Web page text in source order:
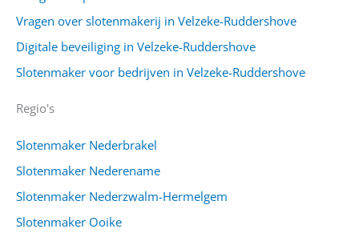
Vragen over slotenmakerij in Velzeke-Ruddershove
Digitale beveiliging in Velzeke-Ruddershove
Slotenmaker voor bedrijven in Velzeke-Ruddershove
Regio's
Slotenmaker Nederbrakel
Slotenmaker Nederename
Slotenmaker Nederzwalm-Hermelgem
Slotenmaker Ooike